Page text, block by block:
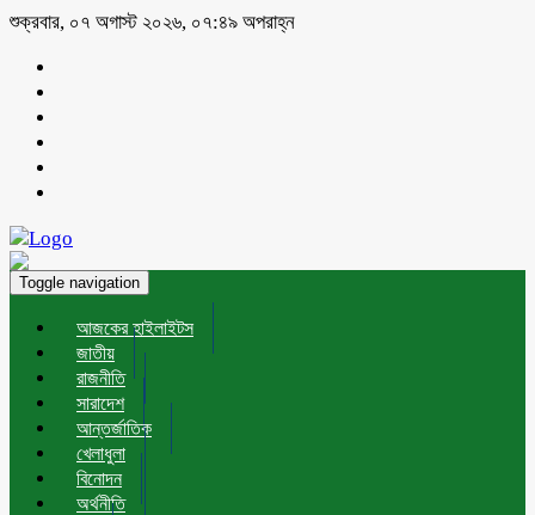
শুক্রবার, ০৭ অগাস্ট ২০২৬, ০৭:৪৯ অপরাহ্ন
Toggle navigation
আজকের হাইলাইটস
জাতীয়
রাজনীতি
সারাদেশ
আন্তর্জাতিক
খেলাধুলা
বিনোদন
অর্থনীতি